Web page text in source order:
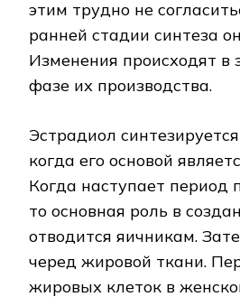
этим трудно не
ранней стадии синтеза
Изменения происходят в
фазе их производства.
Эстрадиол
когда его основой
Когда наступает период
то основная роль в
отводится яичникам.
черед жировой ткани.
жировых клеток в